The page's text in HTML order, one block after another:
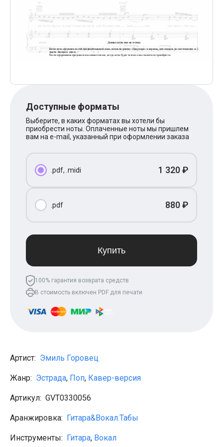
XOLIDAYBOY
Ваня Дмитриенко
Анна Герман
Полина Гагарина
Монеточка
Billie Eilish
Макс Корж
Алена Швец
Michael Jackson
Тима Белорусских
BEARWOLF
Олег Газманов
Юрий Шатунов
МакSим
Владимир Пресняков
Мари Краймбрери
Лариса Долина
Саундтреки
Аккорды для начинающих
Алёна Швец
ДДТ
Земфира
Сплин
Агата Кристи
Чиж
KSB
Доступные форматы
Выберите, в каких форматах вы хотели бы
приобрести ноты. Оплаченные ноты мы пришлем
вам на e-mail, указанный при оформлении заказа
.pdf, .midi 1 320 ₽
.pdf 880 ₽
Купить
100% гарантия возврата средств
В стоимость включен PDF для печати
Артист: Эмиль Горовец
Жанр: Эстрада, Поп, Кавер-версия
Артикул: GVT0330056
Аранжировка: Гитара&Вокал.Табы
Инструменты: Гитара, Вокал